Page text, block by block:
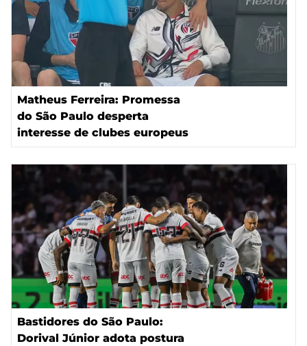
Matheus Ferreira: Promessa
do São Paulo desperta
interesse de clubes europeus
Bastidores do São Paulo:
Dorival Júnior adota postura